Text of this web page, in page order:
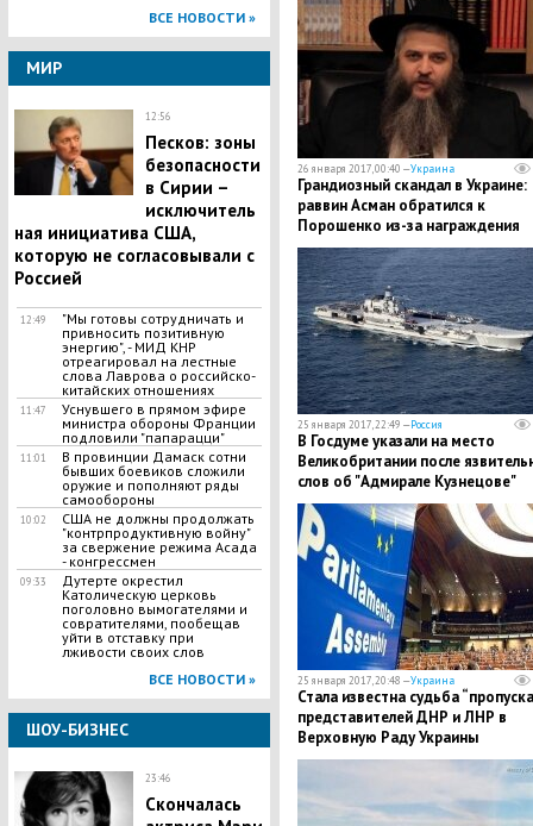
ВСЕ НОВОСТИ »
МИР
12:56
Песков: зоны
безопасности
в Сирии –
исключитель
ная инициатива США,
которую не согласовывали с
Россией
12:49
"Мы готовы сотрудничать и
привносить позитивную
энергию", - МИД КНР
отреагировал на лестные
слова Лаврова о российско-
китайских отношениях
11:47
Уснувшего в прямом эфире
министра обороны Франции
подловили "папарацци"
11:01
В провинции Дамаск сотни
бывших боевиков сложили
оружие и пополняют ряды
самообороны
10:02
США не должны продолжать
"контрпродуктивную войну"
за свержение режима Асада
- конгрессмен
09:33
Дутерте окрестил
Католическую церковь
поголовно вымогателями и
совратителями, пообещав
уйти в отставку при
лживости своих слов
ВСЕ НОВОСТИ »
ШОУ-БИЗНЕС
23:46
​Скончалась
26 января 2017, 00:40 —Украина
​Грандиозный скандал в Украине:
раввин Асман обратился к
Порошенко из-за награждения
Василия Квасновского орденом
Свободы, назвав это позором
страны
25 января 2017, 22:49 —Россия
В Госдуме указали на место
Великобритании после
слов об "Адмирале Кузнецове"
25 января 2017, 20:48 —Украина
Стала известна судьба
представителей ДНР и ЛНР в
Верховную Раду Украины